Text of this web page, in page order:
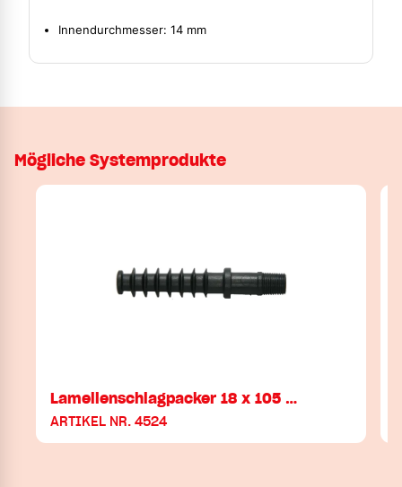
Innendurchmesser: 14 mm
Mögliche Systemprodukte
Lamellenschlagpacker 18 x 105 …
ARTIKEL NR. 4524